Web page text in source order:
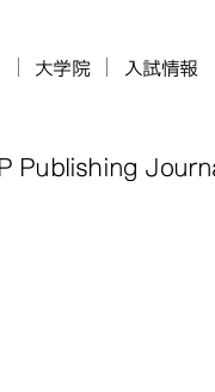
大学院 入試情報
Publishing